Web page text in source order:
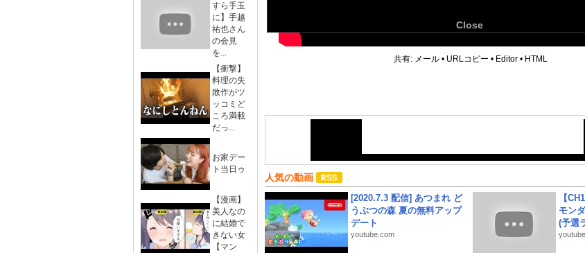
すら手玉
に】手越
祐也さん
の会見
を...
【衝撃】
料理の失
敗作がツ
ッコミど
ころ満載
だっ...
お家デー
ト当日ゥ
【漫画】
美人なの
に結婚で
きない女
【マン
Close
共有: メール • URLコピー • Editor • HTML
人気の動画
[2020.7.3 配信] あつまれ ど
うぶつの森 夏の無料アップ
デート
youtube.com
【
モン
(予選